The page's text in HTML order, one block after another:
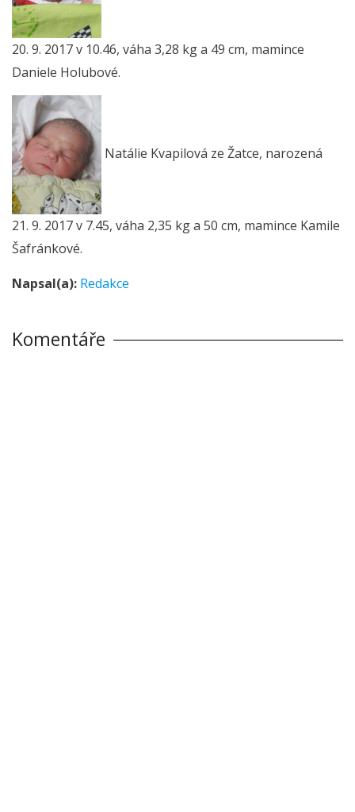
20. 9. 2017 v 10.46, váha 3,28 kg a 49 cm, mamince
Daniele Holubové.
Natálie Kvapilová ze Žatce, narozená
21. 9. 2017 v 7.45, váha 2,35 kg a 50 cm, mamince Kamile
Šafránkové.
Napsal(a): Redakce
Komentáře